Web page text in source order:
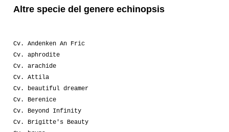
Altre specie del genere echinopsis
Cv. Andenken An Fric
Cv. aphrodite
Cv. arachide
Cv. Attila
Cv. beautiful dreamer
Cv. Berenice
Cv. Beyond Infinity
Cv. Brigitte's Beauty